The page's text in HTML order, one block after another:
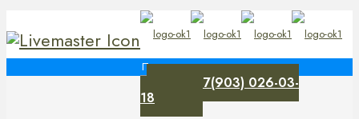
+7(903) 026-03-
18